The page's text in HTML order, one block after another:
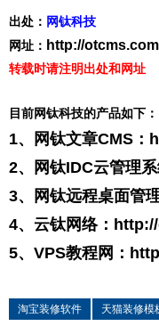
出处： 网钛科技
网址： http://otcms.com
转载时请注明出处和网址
目前网钛科技的产品如下：
1、网钛文章CMS：
2、网钛IDC云管理系
3、网钛远程桌面管
4、云钛网络：
5、VPS教程网：
淘宝装修软件 天猫装修模